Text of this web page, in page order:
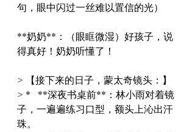
句，眼中闪过一丝难以置信的光）
**奶奶**：（眼眶微湿）好孩子，说
得真好！奶奶听懂了！
> 【接下来的日子，蒙太奇镜头：】
> *   **深夜书桌前**：林小雨对着镜
子，一遍遍练习口型，额头上沁出汗
珠。